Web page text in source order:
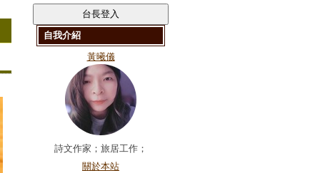
自我介紹
黃曦儀
詩文作家；旅居工作；
關於本站